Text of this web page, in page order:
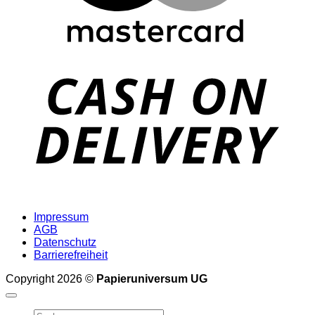
Impressum
AGB
Datenschutz
Barrierefreiheit
Copyright 2026 © Papieruniversum UG